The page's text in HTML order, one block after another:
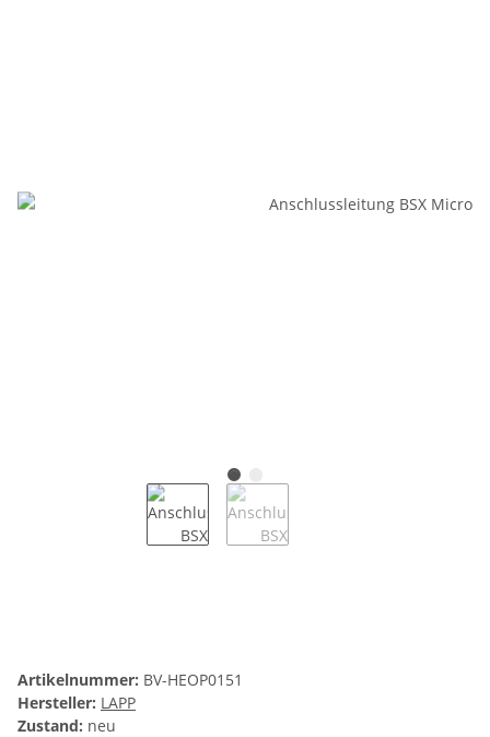
Artikelnummer: BV-HEOP0151
Hersteller: LAPP
Zustand: neu